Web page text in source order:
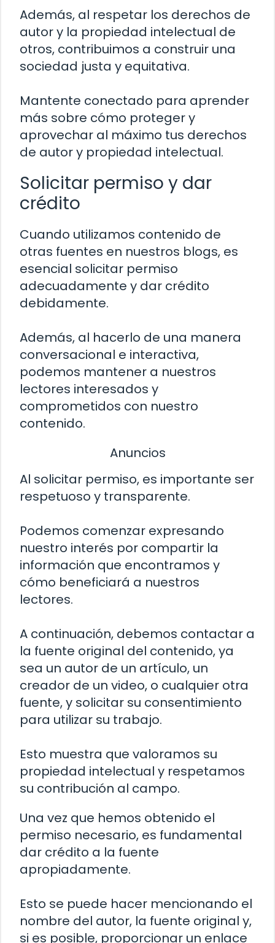
Además, al respetar los derechos de
autor y la propiedad intelectual de
otros, contribuimos a construir una
sociedad justa y equitativa.
Mantente conectado para aprender
más sobre cómo proteger y
aprovechar al máximo tus derechos
de autor y propiedad intelectual.
Solicitar permiso y dar
crédito
Cuando utilizamos contenido de
otras fuentes en nuestros blogs, es
esencial solicitar permiso
adecuadamente y dar crédito
debidamente.
Además, al hacerlo de una manera
conversacional e interactiva,
podemos mantener a nuestros
lectores interesados y
comprometidos con nuestro
contenido.
Anuncios
Al solicitar permiso, es importante ser
respetuoso y transparente.
Podemos comenzar expresando
nuestro interés por compartir la
información que encontramos y
cómo beneficiará a nuestros
lectores.
A continuación, debemos contactar a
la fuente original del contenido, ya
sea un autor de un artículo, un
creador de un video, o cualquier otra
fuente, y solicitar su consentimiento
para utilizar su trabajo.
Esto muestra que valoramos su
propiedad intelectual y respetamos
su contribución al campo.
Una vez que hemos obtenido el
permiso necesario, es fundamental
dar crédito a la fuente
apropiadamente.
Esto se puede hacer mencionando el
nombre del autor, la fuente original y,
si es posible, proporcionar un enlace